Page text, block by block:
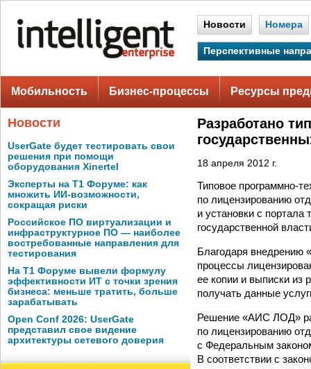
Новости Номера
Перспективные
Мобильность Бизнес-процессы Ресурсы
Новости
UserGate будет тестировать свои
решения при помощи
оборудования Xinertel
Эксперты на Т1 Форуме: как
множить ИИ-возможности,
сокращая риски
Российское ПО виртуализации и
инфраструктурное ПО — наиболее
востребованные направления для
тестирования
На Т1 Форуме вывели формулу
эффективности ИТ с точки зрения
бизнеса: меньше тратить, больше
зарабатывать
Open Conf 2026: UserGate
представил свое видение
архитектуры сетевого доверия
Разработано
18 апреля 2012 г.
Типовое программно-
по лицензированию
и установки с портала
государственной
Благодаря внедрению
процессы
ее копии и выписки из
получать данные
Решение «АИС ЛОД»
по лицензированию
с Федеральным
В соответствии с